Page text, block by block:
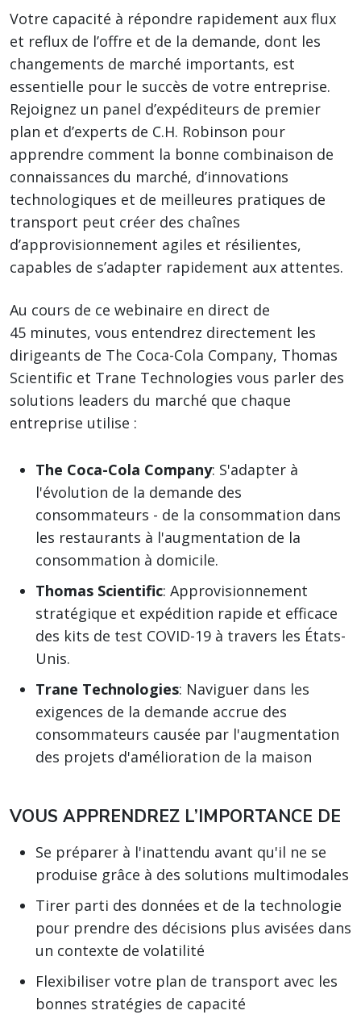
Votre capacité à répondre rapidement aux flux
et reflux de l’offre et de la demande, dont les
changements de marché importants, est
essentielle pour le succès de votre entreprise.
Rejoignez un panel d’expéditeurs de premier
plan et d’experts de C.H. Robinson pour
apprendre comment la bonne combinaison de
connaissances du marché, d’innovations
technologiques et de meilleures pratiques de
transport peut créer des chaînes
d’approvisionnement agiles et résilientes,
capables de s’adapter rapidement aux attentes.
Au cours de ce webinaire en direct de
45 minutes, vous entendrez directement les
dirigeants de The Coca-Cola Company, Thomas
Scientific et Trane Technologies vous parler des
solutions leaders du marché que chaque
entreprise utilise :
The Coca-Cola Company: S'adapter à
l'évolution de la demande des
consommateurs - de la consommation dans
les restaurants à l'augmentation de la
consommation à domicile.
Thomas Scientific: Approvisionnement
stratégique et expédition rapide et efficace
des kits de test COVID-19 à travers les États-
Unis.
Trane Technologies: Naviguer dans les
exigences de la demande accrue des
consommateurs causée par l'augmentation
des projets d'amélioration de la maison
VOUS APPRENDREZ L’IMPORTANCE DE
Se préparer à l'inattendu avant qu'il ne se
produise grâce à des solutions multimodales
Tirer parti des données et de la technologie
pour prendre des décisions plus avisées dans
un contexte de volatilité
Flexibiliser votre plan de transport avec les
bonnes stratégies de capacité